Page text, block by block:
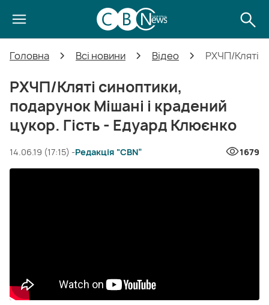
Головна Всі новини Відео РХЧП/Кляті
РХЧП/Кляті синоптики,
подарунок Мішані і крадений
цукор. Гість - Едуард Клюєнко
14.06.19 (17:15) -Редакція “CBN” 1679